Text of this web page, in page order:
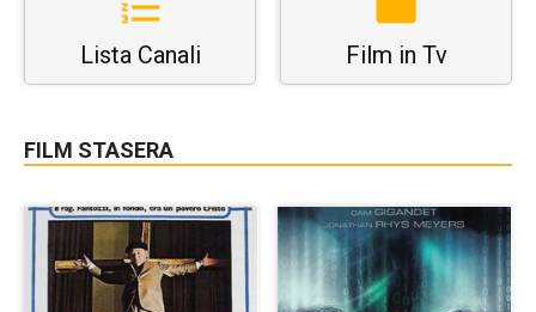
Lista Canali Film in Tv
FILM STASERA